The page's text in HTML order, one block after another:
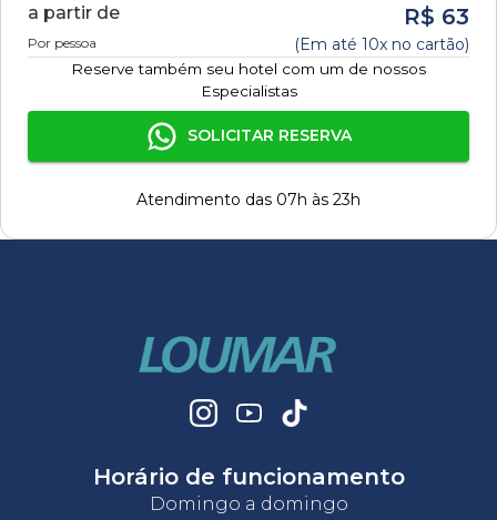
a partir de R$ 63
Por pessoa (Em até 10x no cartão)
Reserve também seu hotel com um de nossos
Especialistas
SOLICITAR RESERVA
Atendimento das 07h às 23h
Horário de funcionamento
Domingo a domingo